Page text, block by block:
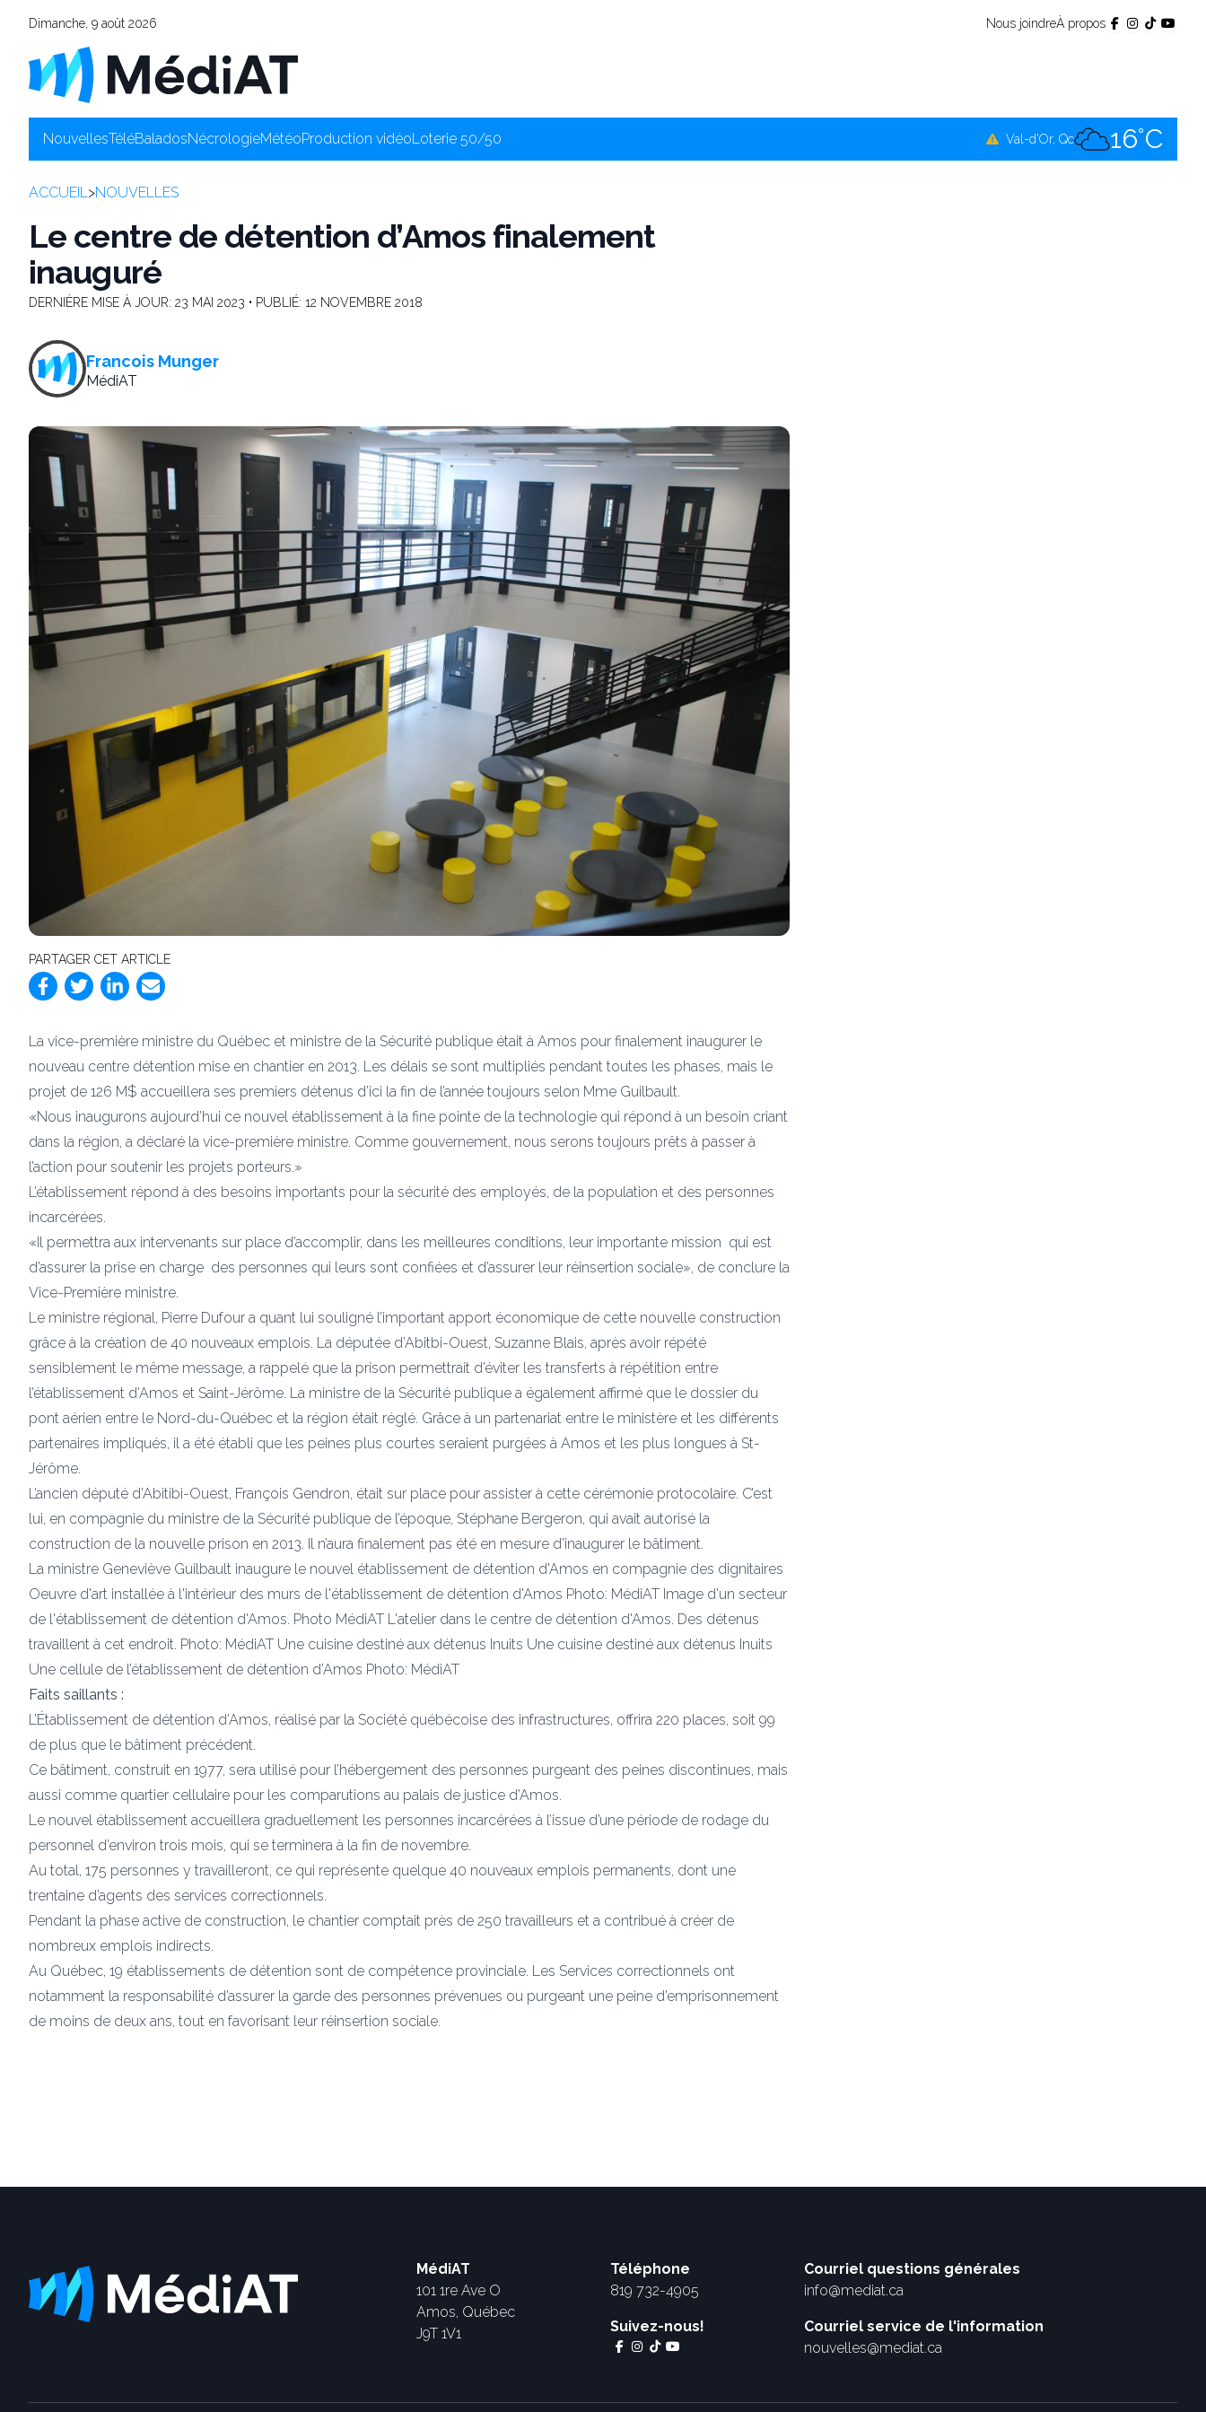
Dimanche, 9 août 2026 Nous joindreÀ propos
NouvellesTéléBaladosNécrologieMétéoProduction vidéoLoterie 50/50 Val-d'Or, Qc 16°C
ACCUEIL>NOUVELLES
Le centre de détention d’Amos finalement
inauguré
DERNIÈRE MISE À JOUR: 23 MAI 2023 • PUBLIÉ: 12 NOVEMBRE 2018
Francois Munger
MédiAT
PARTAGER CET ARTICLE
La vice-première ministre du Québec et ministre de la Sécurité publique était à Amos pour finalement inaugurer le
nouveau centre détention mise en chantier en 2013. Les délais se sont multipliés pendant toutes les phases, mais le
projet de 126 M$ accueillera ses premiers détenus d’ici la fin de l’année toujours selon Mme Guilbault.
«Nous inaugurons aujourd’hui ce nouvel établissement à la fine pointe de la technologie qui répond à un besoin criant
dans la région, a déclaré la vice-première ministre. Comme gouvernement, nous serons toujours prêts à passer à
l’action pour soutenir les projets porteurs.»
L’établissement répond à des besoins importants pour la sécurité des employés, de la population et des personnes
incarcérées.
«Il permettra aux intervenants sur place d’accomplir, dans les meilleures conditions, leur importante mission qui est
d’assurer la prise en charge des personnes qui leurs sont confiées et d’assurer leur réinsertion sociale», de conclure la
Vice-Première ministre.
Le ministre régional, Pierre Dufour a quant lui souligné l’important apport économique de cette nouvelle construction
grâce à la création de 40 nouveaux emplois. La députée d’Abitbi-Ouest, Suzanne Blais, après avoir répété
sensiblement le même message, a rappelé que la prison permettrait d’éviter les transferts à répétition entre
l’établissement d’Amos et Saint-Jérôme. La ministre de la Sécurité publique a également affirmé que le dossier du
pont aérien entre le Nord-du-Québec et la région était réglé. Grâce à un partenariat entre le ministère et les différents
partenaires impliqués, il a été établi que les peines plus courtes seraient purgées à Amos et les plus longues à St-
Jérôme.
L’ancien député d’Abitibi-Ouest, François Gendron, était sur place pour assister à cette cérémonie protocolaire. C’est
lui, en compagnie du ministre de la Sécurité publique de l’époque, Stéphane Bergeron, qui avait autorisé la
construction de la nouvelle prison en 2013. Il n’aura finalement pas été en mesure d’inaugurer le bâtiment.
La ministre Geneviève Guilbault inaugure le nouvel établissement de détention d'Amos en compagnie des dignitaires
Oeuvre d'art installée à l'intérieur des murs de l'établissement de détention d'Amos Photo: MédiAT Image d'un secteur
de l'établissement de détention d'Amos. Photo MédiAT L'atelier dans le centre de détention d'Amos. Des détenus
travaillent à cet endroit. Photo: MédiAT Une cuisine destiné aux détenus Inuits Une cuisine destiné aux détenus Inuits
Une cellule de l’établissement de détention d’Amos Photo: MédiAT
Faits saillants :
L’Établissement de détention d’Amos, réalisé par la Société québécoise des infrastructures, offrira 220 places, soit 99
de plus que le bâtiment précédent.
Ce bâtiment, construit en 1977, sera utilisé pour l’hébergement des personnes purgeant des peines discontinues, mais
aussi comme quartier cellulaire pour les comparutions au palais de justice d’Amos.
Le nouvel établissement accueillera graduellement les personnes incarcérées à l’issue d’une période de rodage du
personnel d’environ trois mois, qui se terminera à la fin de novembre.
Au total, 175 personnes y travailleront, ce qui représente quelque 40 nouveaux emplois permanents, dont une
trentaine d’agents des services correctionnels.
Pendant la phase active de construction, le chantier comptait près de 250 travailleurs et a contribué à créer de
nombreux emplois indirects.
Au Québec, 19 établissements de détention sont de compétence provinciale. Les Services correctionnels ont
notamment la responsabilité d’assurer la garde des personnes prévenues ou purgeant une peine d’emprisonnement
de moins de deux ans, tout en favorisant leur réinsertion sociale.
MédiAT
101 1re Ave O
Amos, Québec
J9T 1V1
Téléphone
819 732-4905
Suivez-nous!
Courriel questions générales
info@mediat.ca
Courriel service de l'information
nouvelles@mediat.ca